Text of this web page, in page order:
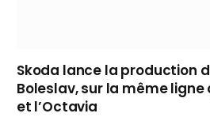
Skoda lance la production
Boleslav, sur la même ligne
et l’Octavia